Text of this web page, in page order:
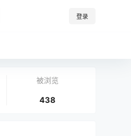
登录
被浏览
438